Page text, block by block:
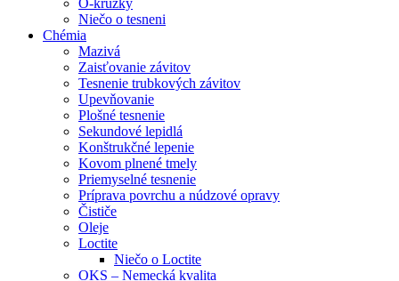
O-krúžky
Niečo o tesneni
Chémia
Mazivá
Zaisťovanie závitov
Tesnenie trubkových závitov
Upevňovanie
Plošné tesnenie
Sekundové lepidlá
Konštrukčné lepenie
Kovom plnené tmely
Priemyselné tesnenie
Príprava povrchu a núdzové opravy
Čističe
Oleje
Loctite
Niečo o Loctite
OKS – Nemecká kvalita